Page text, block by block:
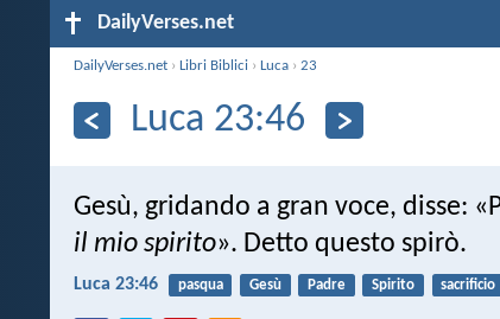
DailyVerses.net
DailyVerses.net ›Libri Biblici ›Luca ›23
Luca 23:46
Gesù, gridando a gran voce, disse:
il mio spirito». Detto questo spirò.
Luca 23:46 pasqua Gesù Padre Spirito sacrificio